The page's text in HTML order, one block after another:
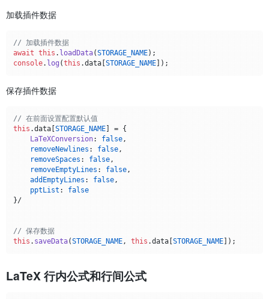
加载插件数据
// 加载插件数据
await this . loadData(STORAGE_NAME
console. log (this .data[STORAGE_NAME
保存插件数据
// 在前面设置配置默认值
this .data[STORAGE_NAME] = {
LaTeXConversion: false,
removeNewlines : false,
removeSpaces : false,
removeEmptyLines : false,
addEmptyLines : false,
pptList : false
}/
// 保存数据
this . saveData(STORAGE_NAME, this .data[STORAGE_NAME
LaTeX 行内公式和行间公式